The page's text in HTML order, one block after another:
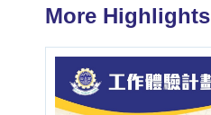
More Highlights